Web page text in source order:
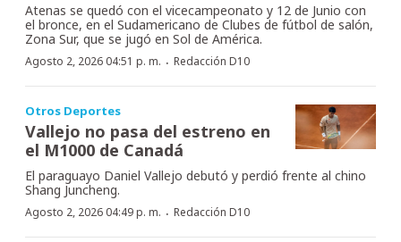
Atenas se quedó con el vicecampeonato y 12 de Junio con
el bronce, en el Sudamericano de Clubes de fútbol de salón,
Zona Sur, que se jugó en Sol de América.
Agosto 2, 2026 04:51 p. m. · Redacción D10
Otros Deportes
Vallejo no pasa del estreno en
el M1000 de Canadá
El paraguayo Daniel Vallejo debutó y perdió frente al chino
Shang Juncheng.
Agosto 2, 2026 04:49 p. m. · Redacción D10